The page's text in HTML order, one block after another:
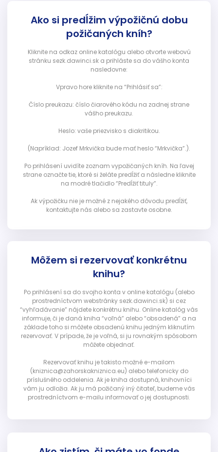
Ako si predĺžim výpožičnú dobu
požičaných kníh?
Kliknite na odkaz online katalógu alebo otvorte webovú
stránku sezk.dawinci.sk a prihláste sa do vášho konta
nasledovne:
Vpravo hore kliknite na “Prihlásiť sa”:
Číslo preukazu: číslo čiarového kódu na zadnej strane
vášho preukazu.
Heslo: vaše priezvisko s diakritikou.
(Napríklad: Jozef Mrkvička bude mať heslo “Mrkvička”.).
Po prihlásení uvidíte zoznam vypožičaných kníh. Na ľavej
strane označte tie, ktoré si želáte predĺžiť a následne kliknite
na modré tlačidlo “Predĺžiť tituly”.
Ak výpožičku nie je možné z nejakého dôvodu predĺžiť,
kontaktujte nás alebo sa zastavte osobne.
Môžem si rezervovať konkrétnu
knihu?
Po prihlásení sa do svojho konta v online katalógu (alebo
prostredníctvom webstránky sezk.dawinci.sk) si cez
“vyhľadávanie” nájdete konkrétnu knihu. Online katalóg vás
informuje, či je daná kniha “voľná” alebo “obsadená” a na
základe toho si môžete obsadenú knihu jedným kliknutím
rezervovať. V prípade, že je voľná, si ju rovnakým spôsobom
môžete objednať.
Rezervovať knihu je takisto možné e-mailom
(kniznica@zahorskakniznica.eu) alebo telefonicky do
príslušného oddelenia. Ak je kniha dostupná, knihovníci
vám ju odložia. Ak ju má požičaný iný čitateľ, budeme vás
prostredníctvom e-mailu informovať o jej dostupnosti.